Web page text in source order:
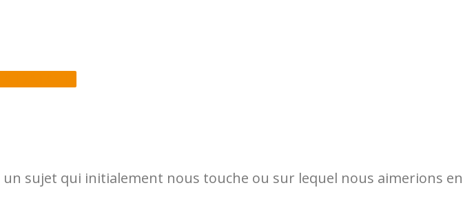
sujet qui initialement nous touche ou sur lequel nous aimerions en